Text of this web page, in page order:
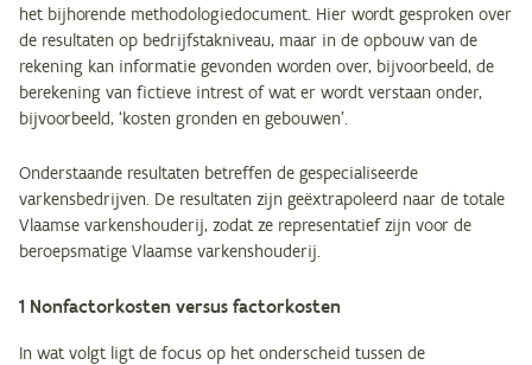
het bijhorende methodologiedocument. Hier wordt gesproken over
de resultaten op bedrijfstakniveau, maar in de opbouw van de
rekening kan informatie gevonden worden over, bijvoorbeeld, de
berekening van fictieve intrest of wat er wordt verstaan onder,
bijvoorbeeld, ‘kosten gronden en gebouwen’.
Onderstaande resultaten betreffen de gespecialiseerde
varkensbedrijven. De resultaten zijn geëxtrapoleerd naar de totale
Vlaamse varkenshouderij, zodat ze representatief zijn voor de
beroepsmatige Vlaamse varkenshouderij.
1 Nonfactorkosten versus factorkosten
In wat volgt ligt de focus op het onderscheid tussen de